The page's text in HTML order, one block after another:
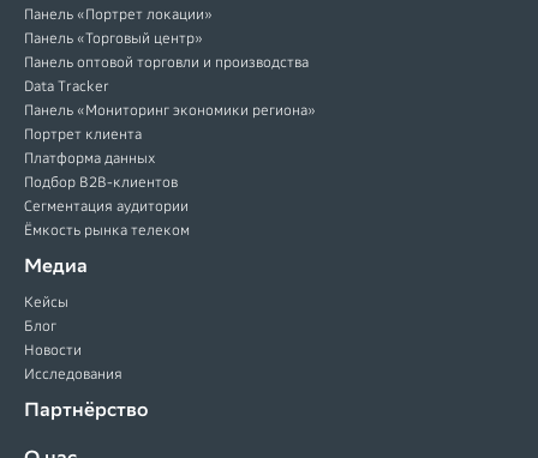
Панель «Портрет локации»
Панель «Торговый центр»
Панель оптовой торговли и производства
Data Tracker
Панель «Мониторинг экономики региона»
Портрет клиента
Платформа данных
Подбор B2B-клиентов
Сегментация аудитории
Ёмкость рынка телеком
Медиа
Кейсы
Блог
Новости
Исследования
Партнёрство